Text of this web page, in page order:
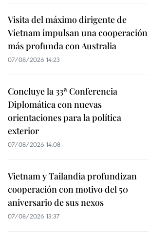
Visita del máximo dirigente de
Vietnam impulsan una cooperación
más profunda con Australia
07/08/2026 14:23
Concluye la 33ª Conferencia
Diplomática con nuevas
orientaciones para la política
exterior
07/08/2026 14:08
Vietnam y Tailandia profundizan
cooperación con motivo del 50
aniversario de sus nexos
07/08/2026 13:37